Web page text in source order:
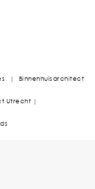
| Binnenhuisarchitect
Utrecht |